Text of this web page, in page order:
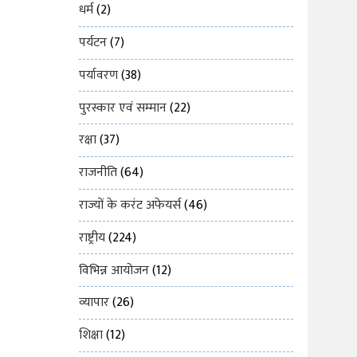
धर्म(2)
पर्यटन(7)
पर्यावरण(38)
पुरस्कार एवं सम्मान(22)
रक्षा(37)
राजनीति(64)
राज्यों के करंट अफेयर्स(46)
राष्ट्रीय(224)
विभिन्न आयोजन(12)
व्यापार(26)
शिक्षा(12)